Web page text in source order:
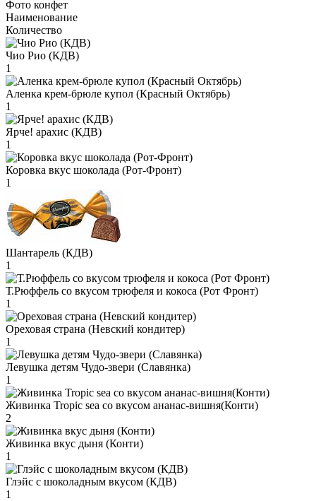
Фото конфет
Наименование
Количество
Чио Рио (КДВ)
1
Аленка крем-брюле купол (Красный Октябрь)
1
Ярче! арахис (КДВ)
1
Коровка вкус шоколада (Рот-Фронт)
1
Шантарель (КДВ)
1
Т.Рюффель со вкусом трюфеля и кокоса (Рот Фронт)
1
Ореховая страна (Невский кондитер)
1
Левушка детям Чудо-звери (Славянка)
1
Живинка Tropic sea со вкусом ананас-вишня(Конти)
2
Живинка вкус дыня (Конти)
1
Глэйс с шоколадным вкусом (КДВ)
1